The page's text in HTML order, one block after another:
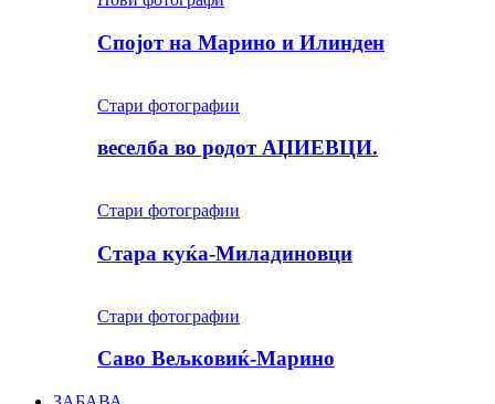
Спојот на Марино и Илинден
Стари фотографии
веселба во родот АЏИЕВЦИ.
Стари фотографии
Стара куќа-Миладиновци
Стари фотографии
Саво Вељковиќ-Марино